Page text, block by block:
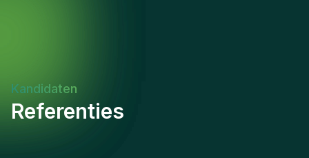
projets d'infrastructure majeurs tout en optimisant
les processus industriels. Le succès se mesure par
Kandidaten
Referenties